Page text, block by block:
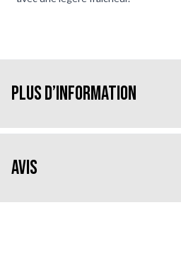
Plus d’information
Avis